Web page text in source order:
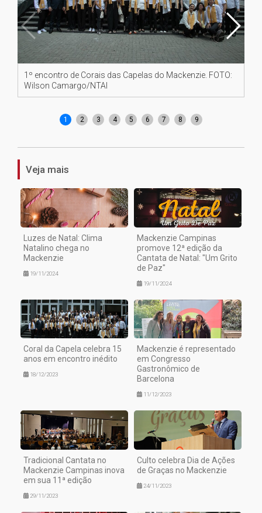
1º encontro de Corais das Capelas do Mackenzie. FOTO:
Wilson Camargo/NTAI
1 2 3 4 5 6 7 8 9
Veja mais
Luzes de Natal: Clima
Natalino chega no
Mackenzie
19/11/2024
Mackenzie Campinas
promove 12ª edição da
Cantata de Natal: "Um Grito
de Paz"
19/11/2024
Coral da Capela celebra 15
anos em encontro inédito
18/12/2023
Mackenzie é representado
em Congresso
Gastronômico de
Barcelona
11/12/2023
Tradicional Cantata no
Mackenzie Campinas inova
em sua 11ª edição
29/11/2023
Culto celebra Dia de Ações
de Graças no Mackenzie
24/11/2023